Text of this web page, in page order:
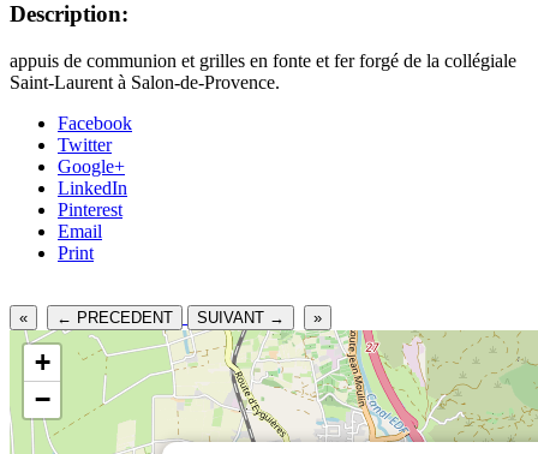
Description:
appuis de communion et grilles en fonte et fer forgé de la collégiale
Saint-Laurent à Salon-de-Provence.
Facebook
Twitter
Google+
LinkedIn
Pinterest
Email
Print
« ← PRECEDENT SUIVANT → »
+
−